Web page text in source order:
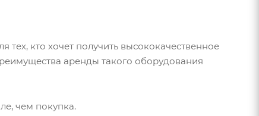
кто хочет получить высококачественное
аренды такого оборудования
чем покупка.